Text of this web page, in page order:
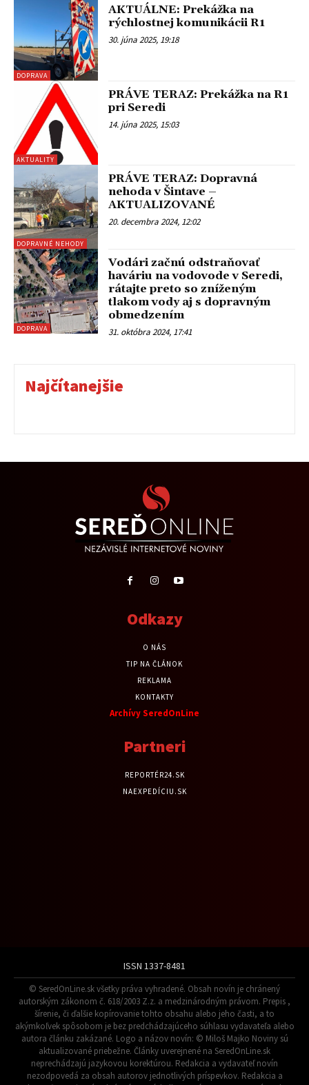
DOPRAVA
AKTUÁLNE: Prekážka na
rýchlostnej komunikácii R1
30. júna 2025, 19:18
AKTUALITY
PRÁVE TERAZ: Prekážka na R1
pri Seredi
14. júna 2025, 15:03
DOPRAVNÉ NEHODY
PRÁVE TERAZ: Dopravná
nehoda v Šintave –
AKTUALIZOVANÉ
20. decembra 2024, 12:02
DOPRAVA
Vodári začnú odstraňovať
haváriu na vodovode v Seredi,
rátajte preto so zníženým
tlakom vody aj s dopravným
obmedzením
31. októbra 2024, 17:41
Najčítanejšie
Odkazy
O NÁS
TIP NA ČLÁNOK
REKLAMA
KONTAKTY
Archívy SeredOnLine
Partneri
REPORTÉR24.SK
NAEXPEDÍCIU.SK
ISSN 1337-8481
© SeredOnLine.sk všetky práva vyhradené. Obsah novín je chránený
autorským zákonom č. 618/2003 Z.z. a medzinárodným právom. Prepis ,
šírenie, či ďalšie kopírovanie tohto obsahu alebo jeho časti, a to
akýmkoľvek spôsobom je bez predchádzajúceho súhlasu vydavateľa alebo
autora článku zakázané. Logo a názov novín: © Miloš Majko Noviny sú
aktualizované priebežne. Články uverejnené na SeredOnLine.sk
neprechádzajú jazykovou korektúrou. Redakcia a vydavateľ novín
nezodpovedá za obsah autorov jednotlivých príspevkov. Redakcia a